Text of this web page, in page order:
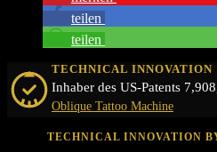
teilen
teilen
TECHNICAL INNOVATION
Inhaber des US-Patents
Oblique Tattoo Machine
TECHNICAL INNOVATION